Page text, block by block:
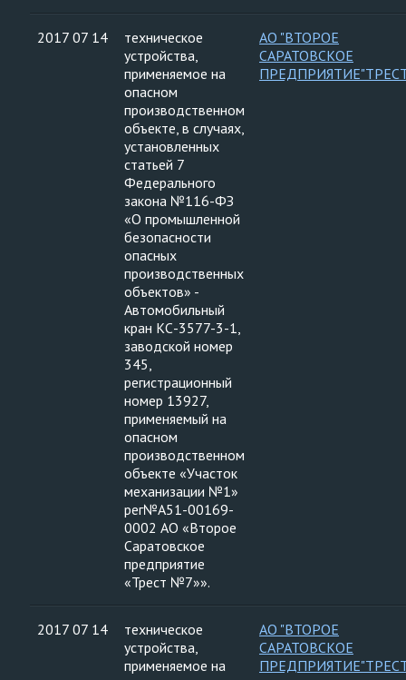
2017 07 14
техническое
устройства,
применяемое на
опасном
производственном
объекте, в случаях,
установленных
статьей 7
Федерального
закона №116-ФЗ
«О промышленной
безопасности
опасных
производственных
объектов» -
Автомобильный
кран КС-3577-3-1,
заводской номер
345,
регистрационный
номер 13927,
применяемый на
опасном
производственном
объекте «Участок
механизации №1»
рег№А51-00169-
0002 АО «Второе
Саратовское
предприятие
«Трест №7»».
АО "ВТОРОЕ
САРАТОВСКОЕ
2017 07 14
техническое
устройства,
применяемое на
АО "ВТОРОЕ
САРАТОВСКОЕ